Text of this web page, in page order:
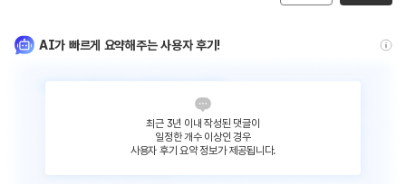
AI가 빠르게 요약해주는 사용자 후기!
최근 3년 이내 작성된 댓글이
일정한 개수 이상인 경우
사용자 후기 요약 정보가 제공됩니다.